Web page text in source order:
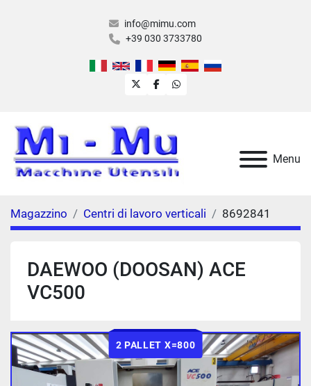
info@mimu.com
+39 030 3733780
twitterfacebookwhatsapp
Menu
Magazzino Centri di lavoro verticali 8692841
DAEWOO (DOOSAN) ACE
VC500
2 PALLET X=800